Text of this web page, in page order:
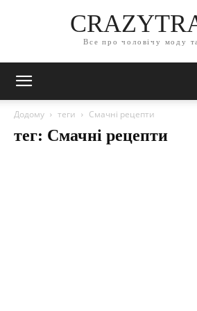
Все про чоловічу моду
Додому теги Смачні рецепти
тег: Смачні рецепти